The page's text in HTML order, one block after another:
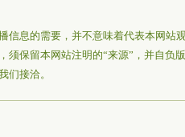
信息的需要，并不意味着代表本网站
须保留本网站注明的“来源”，并自负
们接洽。